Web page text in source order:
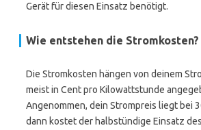
Gerät für diesen Einsatz benötigt.
Wie entstehen die Stromkosten?
Die Stromkosten hängen von deinem
meist in Cent pro Kilowattstunde
Angenommen, dein Strompreis liegt bei
dann kostet der halbstündige Einsatz